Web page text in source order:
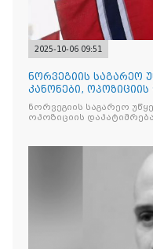
2025-10-06 09:51
ნორვეგიის საგარეო
კანონები,
არჩევნების ნდობას
ნორვეგიის საგარეო
ოპოზიციის